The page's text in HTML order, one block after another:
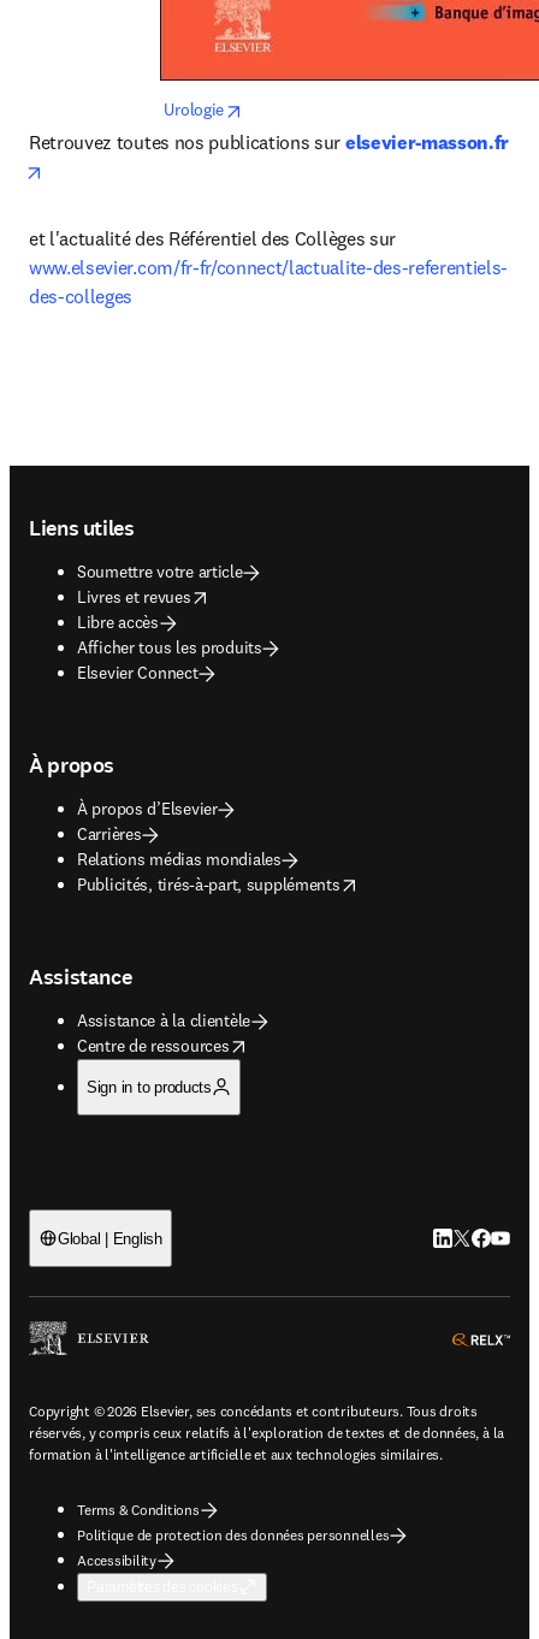
Urologie
Retrouvez toutes nos publications sur elsevier-masson.fr
et l'actualité des Référentiel des Collèges sur
www.elsevier.com/fr-fr/connect/lactualite-des-referentiels-
des-colleges
Liens utiles
Soumettre votre article
Livres et revues
opens in new tab/window
Libre accès
Afficher tous les produits
Elsevier Connect
À propos
À propos d’Elsevier
Carrières
Relations médias mondiales
Publicités, tirés-à-part, suppléments
opens in new tab/window
Assistance
Assistance à la clientèle
Centre de ressources
opens in new tab/window
Sign in to products
Global | English LinkedIn
Twitter
Copyright © 2026 Elsevier, ses concédants et contributeurs. Tous droits
réservés, y compris ceux relatifs à l'exploration de textes et de données, à la
formation à l'intelligence artificielle et aux technologies similaires.
Terms & Conditions
Politique de protection des données personnelles
Accessibility